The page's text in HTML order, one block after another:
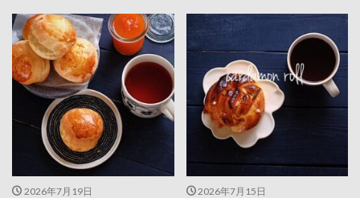
2026年7月19日
2026年7月15日